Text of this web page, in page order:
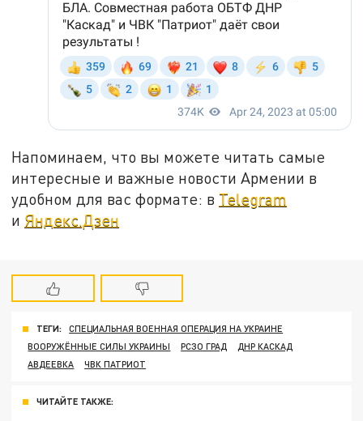
Напоминаем, что вы можете читать самые
интересные и важные новости Армении в
удобном для вас формате: в Telegram
и Яндекс.Дзен
ТЕГИ:
СПЕЦИАЛЬНАЯ ВОЕННАЯ ОПЕРАЦИЯ НА УКРАИНЕ
ВООРУЖЁННЫЕ СИЛЫ УКРАИНЫ
РСЗО ГРАД
ДНР КАСКАД
АВДЕЕВКА
ЧВК ПАТРИОТ
ЧИТАЙТЕ ТАКЖЕ: